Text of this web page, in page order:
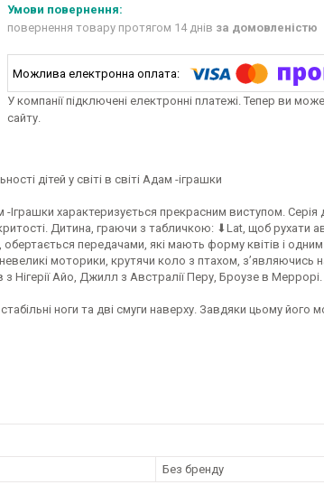
повернення товару протягом 14 днів за домовленістю
У компанії підключені електронні платежі. Тепер ви
сайту.
дітей у світі в світі Адам -іграшки
Іграшки характеризується прекрасним виступом. Серія
Дитина, граючи з табличкою: ⬇Lat, щоб рухати
передачами, які мають форму квітів і
моторики, крутячи коло з птахом, з’являючись
Нігерії Айо, Джилл з Австралії Перу, Броузе в Меррорі.
ноги та дві смуги наверху. Завдяки цьому його
Без бренду